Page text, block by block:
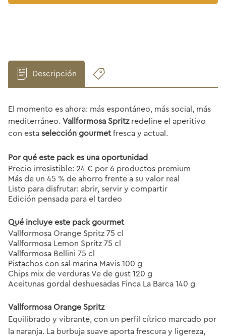
Descripción
El momento es ahora: más espontáneo, más social, más
mediterráneo. Vallformosa Spritzredefine el aperitivo
con esta selección gourmetfresca y actual.
Por qué este pack es una oportunidad
Precio irresistible: 24 € por 6 productos premium
Más de un 45 % de ahorro frente a su valor real
Listo para disfrutar: abrir, servir y compartir
Edición pensada para el tardeo
Qué incluye este pack gourmet
Vallformosa Orange Spritz 75 cl
Vallformosa Lemon Spritz 75 cl
Vallformosa Bellini 75 cl
Pistachos con sal marina Mavis 100 g
Chips mix de verduras Ve de gust 120 g
Aceitunas gordal deshuesadas Finca La Barca 140 g
Vallformosa Orange Spritz
Equilibrado y vibrante, con un perfil cítrico marcado por
la naranja. La burbuja suave aporta frescura y ligereza,